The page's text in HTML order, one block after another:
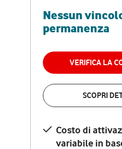
Nessun
permanenza
VERIFICA LA
SCOPRI
Costo di
variabile in
RETE FISSA
29,95€
Costo di
variabile